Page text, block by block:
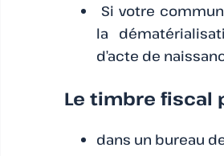
Si votre
la
d’acte de
Le timbre fiscal
dans un bureau